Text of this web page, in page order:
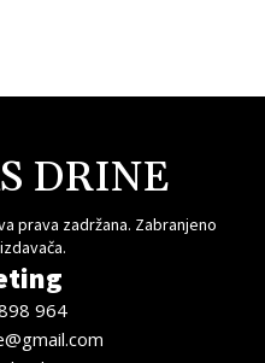
DRINE
prava zadržana. Zabranjeno
964